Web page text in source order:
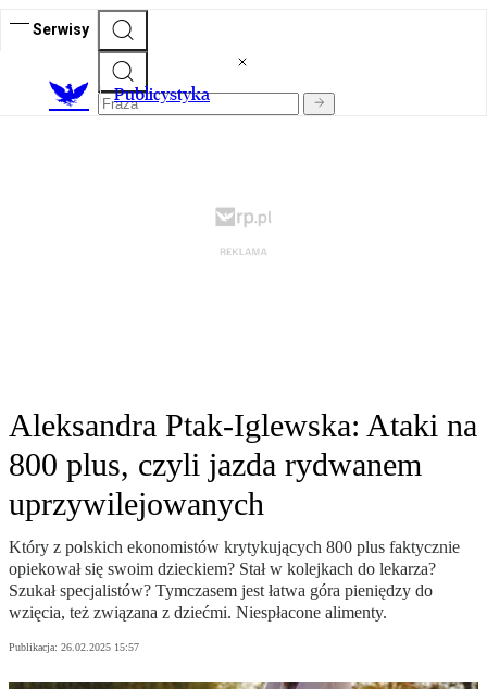
Serwisy
Publicystyka
Aleksandra Ptak-Iglewska: Ataki na
800 plus, czyli jazda rydwanem
uprzywilejowanych
Który z polskich ekonomistów krytykujących 800 plus faktycznie
opiekował się swoim dzieckiem? Stał w kolejkach do lekarza?
Szukał specjalistów? Tymczasem jest łatwa góra pieniędzy do
wzięcia, też związana z dziećmi. Niespłacone alimenty.
Publikacja: 26.02.2025 15:57